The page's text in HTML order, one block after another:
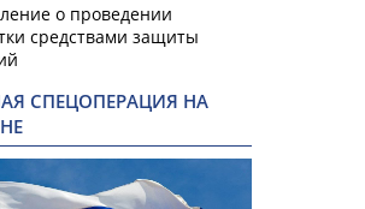
о проведении
средствами защиты
СПЕЦОПЕРАЦИЯ НА